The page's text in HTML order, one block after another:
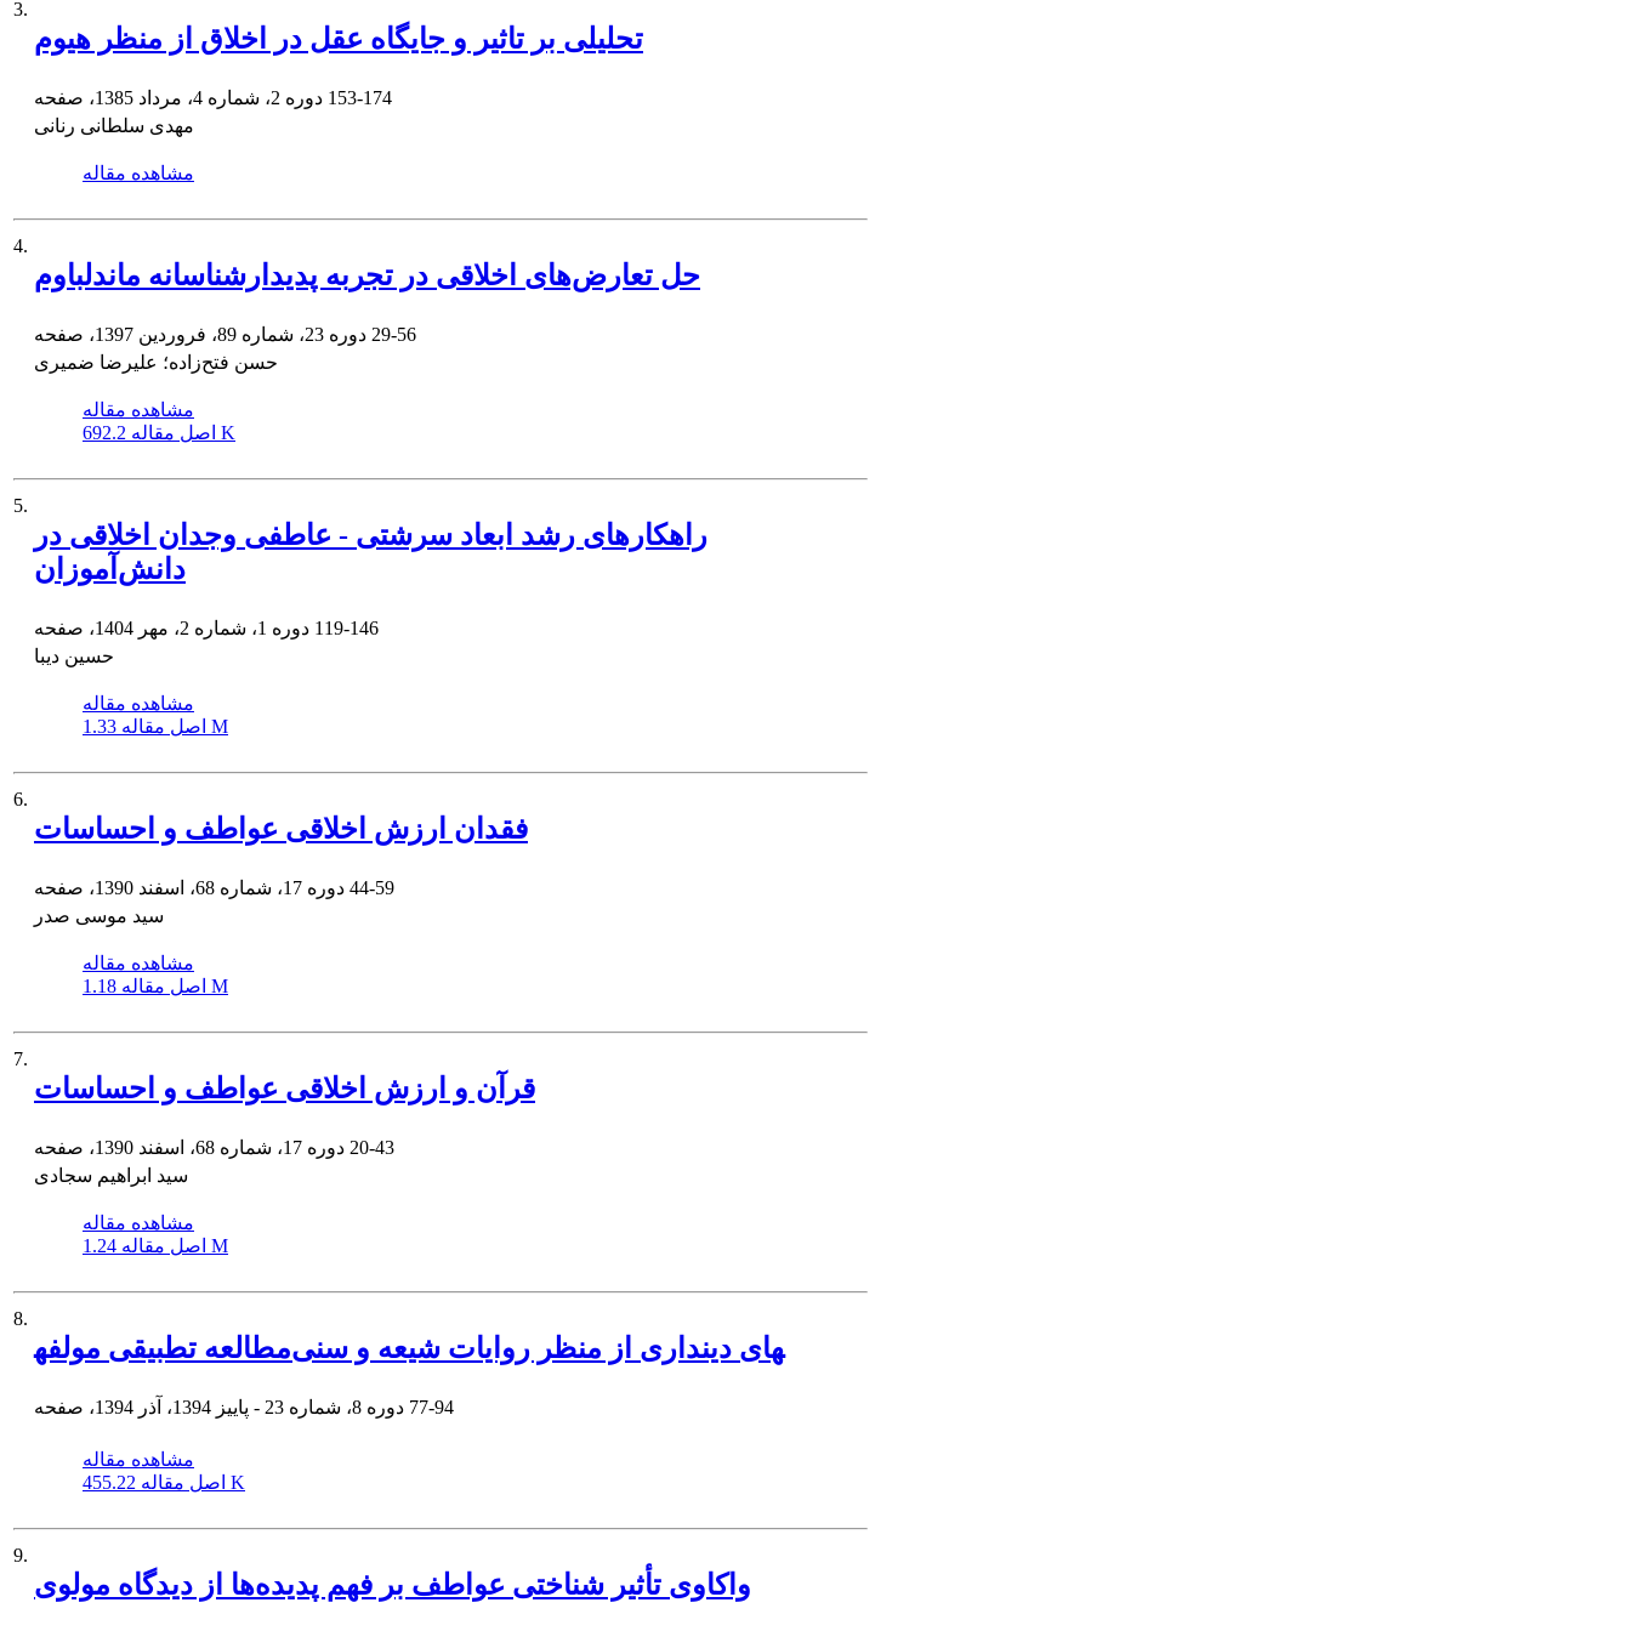
3.
تحلیلی بر تاثیر و جایگاه عقل در اخلاق از منظر هیوم
153-174
مهدی سلطانی رنانی
مشاهده مقاله
4.
حل تعارض‌های اخلاقی در تجربه پدیدارشناسانه ماندلباوم
29-56
حسن فتح‌زاده؛ علیرضا ضمیری
مشاهده مقاله
اصل مقاله 692.2 K
5.
راهکارهای رشد ابعاد سرشتی - عاطفی وجدان اخلاقی در
دانش‌آموزان
119-146
حسین دیبا
مشاهده مقاله
اصل مقاله 1.33 M
6.
فقدان ارزش اخلاقی عواطف و احساسات
44-59
سید موسی صدر
مشاهده مقاله
اصل مقاله 1.18 M
7.
قرآن و ارزش اخلاقی عواطف و احساسات
20-43
سید ابراهیم سجادی
مشاهده مقاله
اصل مقاله 1.24 M
8.
مطالعه تطبیقی مولفه‎های دینداری از منظر روایات شیعه و سنی
77-94
مشاهده مقاله
اصل مقاله 455.22 K
9.
واکاوی تأثیر شناختی عواطف بر فهم پدیده‌ها از دیدگاه مولوی